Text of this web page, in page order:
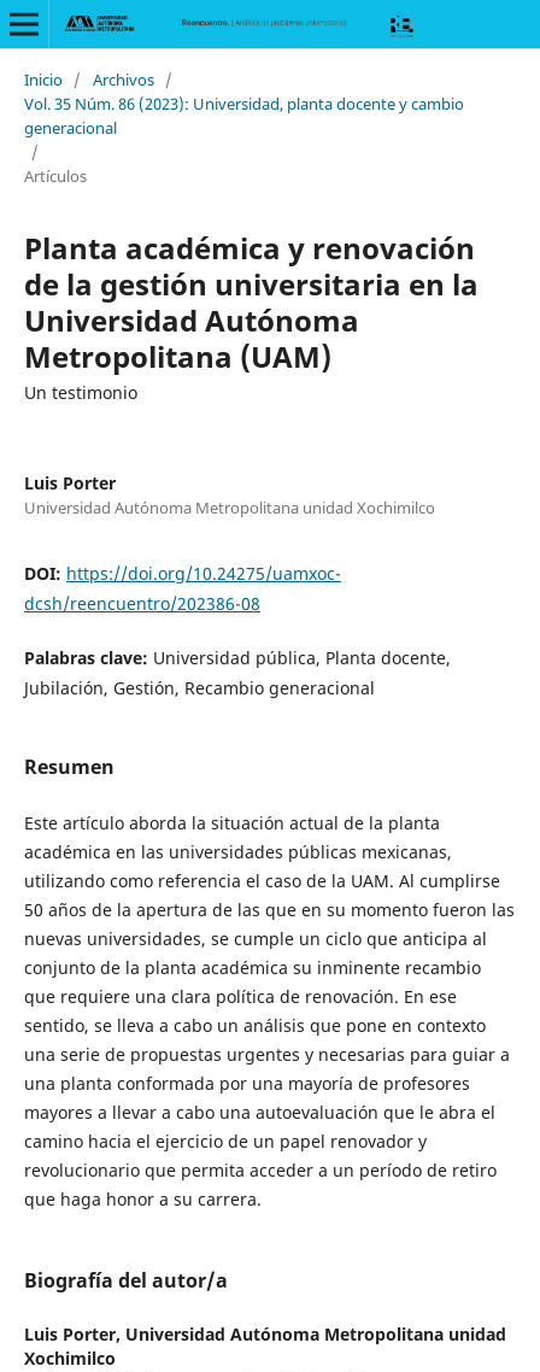
Inicio / Archivos /
Vol. 35 Núm. 86 (2023): Universidad, planta docente y cambio
generacional
/
Artículos
Planta académica y renovación
de la gestión universitaria en la
Universidad Autónoma
Metropolitana (UAM)
Un testimonio
Luis Porter
Universidad Autónoma Metropolitana unidad Xochimilco
DOI: https://doi.org/10.24275/uamxoc-
dcsh/reencuentro/202386-08
Palabras clave: Universidad pública, Planta docente,
Jubilación, Gestión, Recambio generacional
Resumen
Este artículo aborda la situación actual de la planta
académica en las universidades públicas mexicanas,
utilizando como referencia el caso de la UAM. Al cumplirse
50 años de la apertura de las que en su momento fueron las
nuevas universidades, se cumple un ciclo que anticipa al
conjunto de la planta académica su inminente recambio
que requiere una clara política de renovación. En ese
sentido, se lleva a cabo un análisis que pone en contexto
una serie de propuestas urgentes y necesarias para guiar a
una planta conformada por una mayoría de profesores
mayores a llevar a cabo una autoevaluación que le abra el
camino hacia el ejercicio de un papel renovador y
revolucionario que permita acceder a un período de retiro
que haga honor a su carrera.
Biografía del autor/a
Luis Porter, Universidad Autónoma Metropolitana unidad
Xochimilco